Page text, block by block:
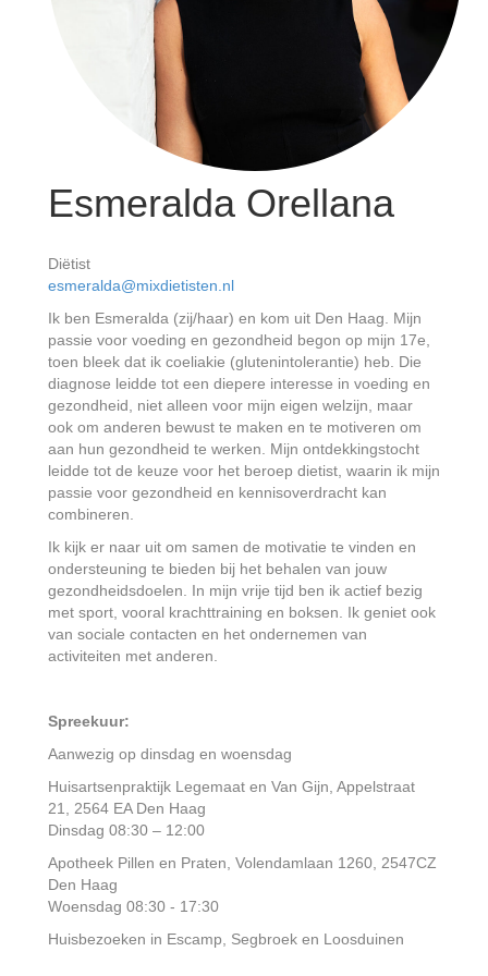
Esmeralda Orellana
Diëtist
esmeralda@mixdietisten.nl
Ik ben Esmeralda (zij/haar) en kom uit Den Haag. Mijn
passie voor voeding en gezondheid begon op mijn 17e,
toen bleek dat ik coeliakie (glutenintolerantie) heb. Die
diagnose leidde tot een diepere interesse in voeding en
gezondheid, niet alleen voor mijn eigen welzijn, maar
ook om anderen bewust te maken en te motiveren om
aan hun gezondheid te werken. Mijn ontdekkingstocht
leidde tot de keuze voor het beroep dietist, waarin ik mijn
passie voor gezondheid en kennisoverdracht kan
combineren.
Ik kijk er naar uit om samen de motivatie te vinden en
ondersteuning te bieden bij het behalen van jouw
gezondheidsdoelen. In mijn vrije tijd ben ik actief bezig
met sport, vooral krachttraining en boksen. Ik geniet ook
van sociale contacten en het ondernemen van
activiteiten met anderen.
Spreekuur:
Aanwezig op dinsdag en woensdag
Huisartsenpraktijk Legemaat en Van Gijn, Appelstraat
21, 2564 EA Den Haag
Dinsdag 08:30 – 12:00
Apotheek Pillen en Praten, Volendamlaan 1260, 2547CZ
Den Haag
Woensdag 08:30 - 17:30
Huisbezoeken in Escamp, Segbroek en Loosduinen